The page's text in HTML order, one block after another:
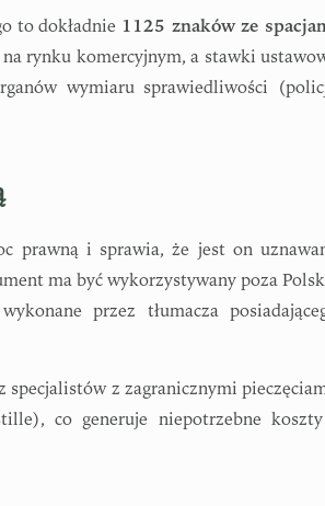
to dokładnie 1125 znaków ze
rynku komercyjnym, a stawki
wymiaru sprawiedliwości
prawną i sprawia, że jest on
ma być wykorzystywany poza
przez tłumacza
z zagranicznymi
co generuje niepotrzebne